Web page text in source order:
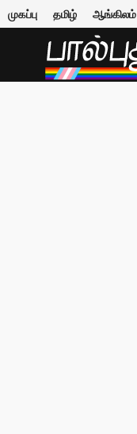
Skip
to
content
முகப்பு தமிழ் ஆங்கிலம்